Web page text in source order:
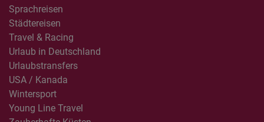
Sprachreisen
Städtereisen
Travel & Racing
Urlaub in Deutschland
Urlaubstransfers
USA / Kanada
Wintersport
Young Line Travel